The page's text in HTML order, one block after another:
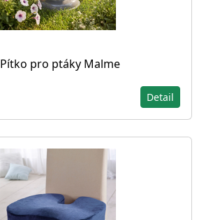
Pítko pro ptáky Malme
Detail